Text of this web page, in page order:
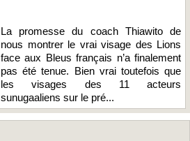
La promesse du coach Thiawito de
nous montrer le vrai visage des Lions
face aux Bleus français n’a finalement
pas été tenue. Bien vrai toutefois que
les visages des 11 acteurs
sunugaaliens sur le pré...